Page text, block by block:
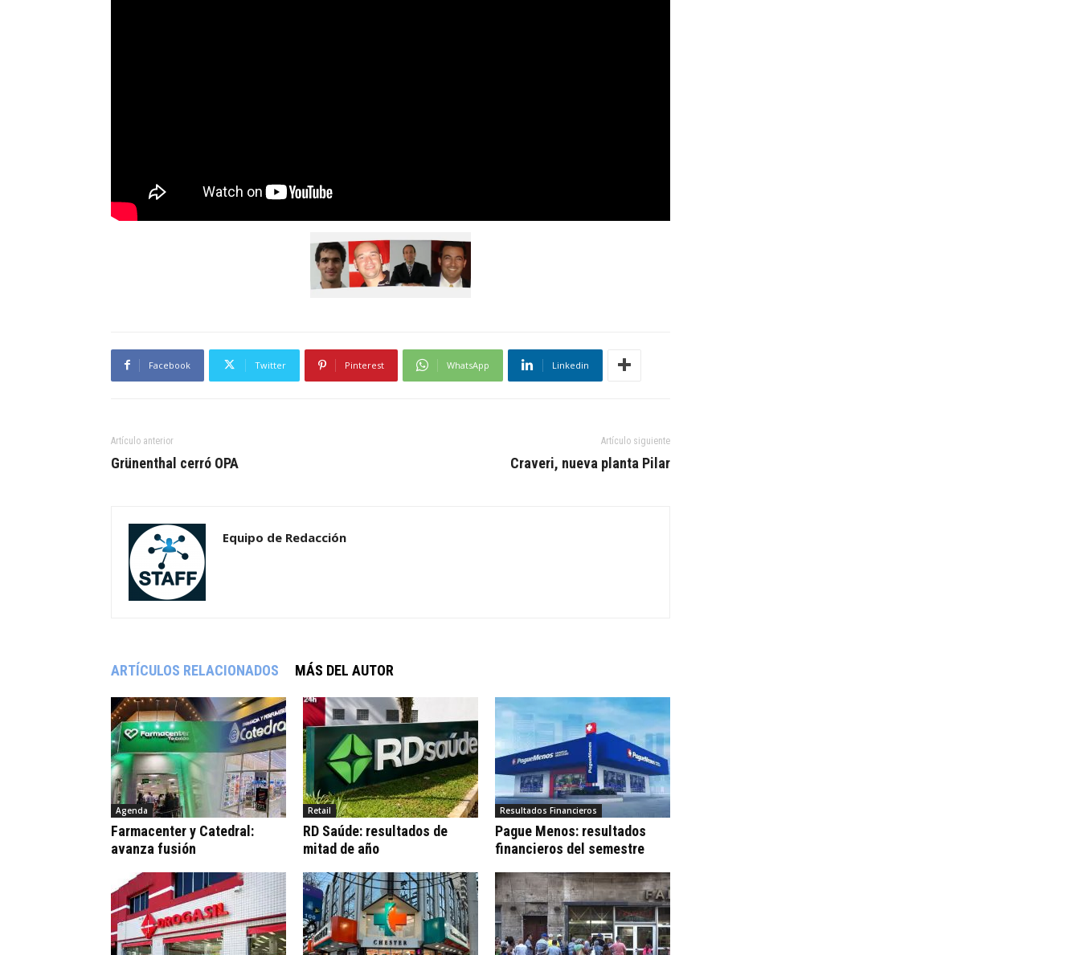
Facebook Twitter Pinterest WhatsApp Linkedin
Artículo anterior
Grünenthal cerró OPA
Artículo siguiente
Craveri, nueva planta Pilar
Equipo de Redacción
ARTÍCULOS RELACIONADOS MÁS DEL AUTOR
Agenda
Farmacenter y Catedral:
avanza fusión
Retail
RD Saúde: resultados de
mitad de año
Resultados Financieros
Pague Menos: resultados
financieros del semestre